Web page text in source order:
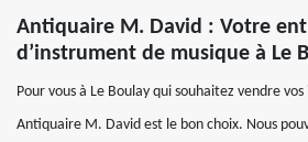
Antiquaire M. David : Votre
d’instrument de musique à Le
Pour vous à Le Boulay qui souhaitez vendre
Antiquaire M. David est le bon choix. Nous